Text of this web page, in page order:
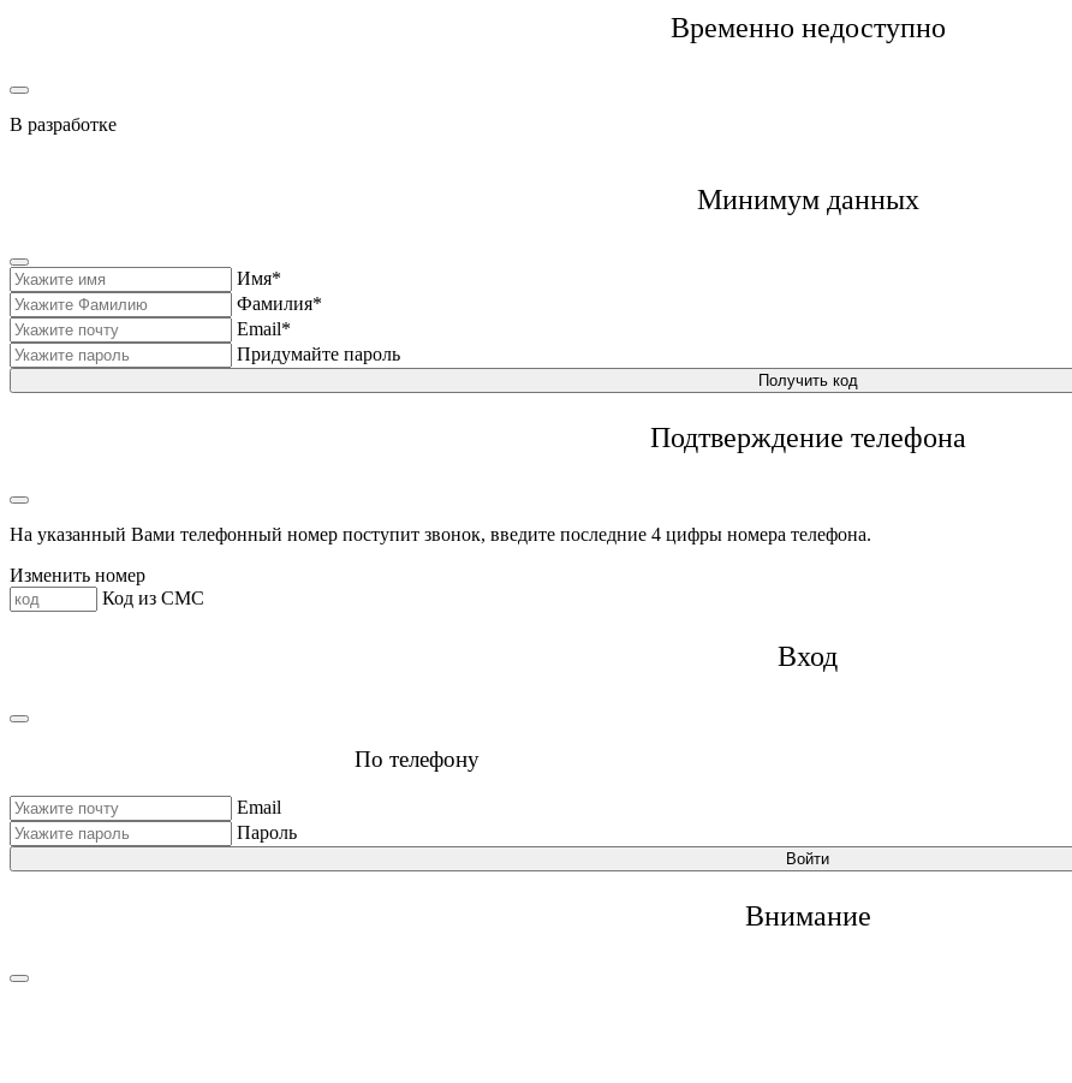
Временно недоступно
В разработке
Минимум данных
Имя*
Фамилия*
Email*
Придумайте пароль
Получить код
Подтверждение телефона
На указанный Вами телефонный номер поступит звонок, введите последние 4 цифры номера телефона.
Изменить номер
Код из СМС
Вход
По телефону
Email
Пароль
Войти
Внимание